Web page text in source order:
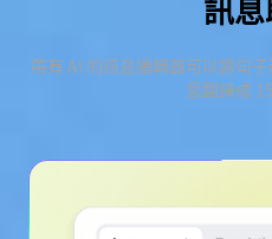
訊
帶有 AI 的訊息編輯器可以將句
息翻譯成